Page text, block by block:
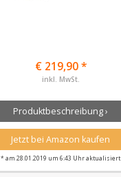
€ 219,90 *
inkl. MwSt.
Produktbeschreibung ›
Jetzt bei Amazon kaufen
* am 28.01.2019 um 6:43 Uhr aktualisiert